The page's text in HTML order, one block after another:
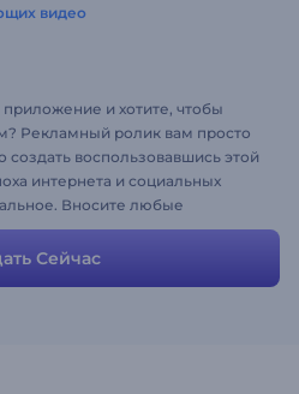
видео
и хотите, чтобы
Рекламный ролик вам просто
создать воспользовавшись этой
интернета и социальных
Вносите любые
собственное идеальное
текст, загружайте медиа-
вот и все! Очень просто, не
Сейчас